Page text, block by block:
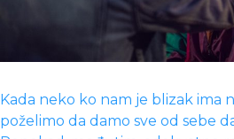
Kada neko ko nam je blizak ima
poželimo da damo sve od sebe